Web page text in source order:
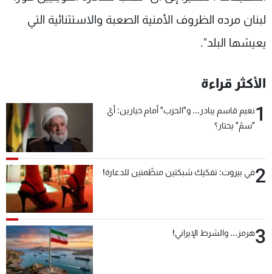
لبنان مرده الظروف الأمنية الصعبة والاستثنائية التي
يعيشها البلد".
الأكثر قراءة
1نعيم قاسم يبادر... و"الحزب" أمام خيارين: أيّ
"سمّ" يختار؟
2في بيروت: تفكيك شبكتين منظّمتين للدعارة!
3هرمز... والشرط الإيراني!